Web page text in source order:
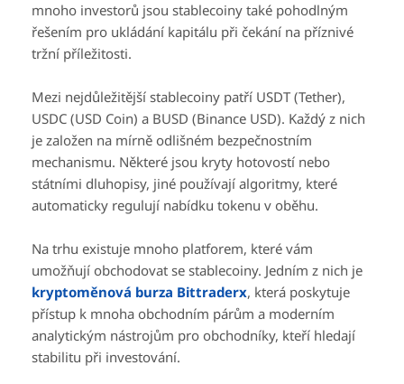
mnoho investorů jsou stablecoiny také pohodlným
řešením pro ukládání kapitálu při čekání na příznivé
tržní příležitosti.
Mezi nejdůležitější stablecoiny patří USDT (Tether),
USDC (USD Coin) a BUSD (Binance USD). Každý z nich
je založen na mírně odlišném bezpečnostním
mechanismu. Některé jsou kryty hotovostí nebo
státními dluhopisy, jiné používají algoritmy, které
automaticky regulují nabídku tokenu v oběhu.
Na trhu existuje mnoho platforem, které vám
umožňují obchodovat se stablecoiny. Jedním z nich je
kryptoměnová burza Bittraderx, která poskytuje
přístup k mnoha obchodním párům a moderním
analytickým nástrojům pro obchodníky, kteří hledají
stabilitu při investování.